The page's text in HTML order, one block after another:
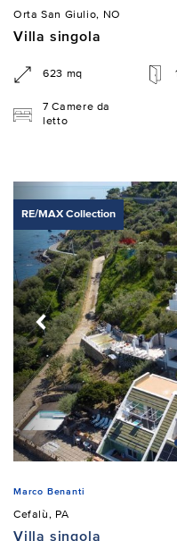
Orta San Giulio, NO
Villa singola
623 mq
7 Camere da
letto
RE/MAX Collection
Marco Benanti
Cefalù, PA
Villa singola